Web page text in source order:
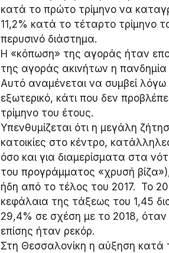
κατά το πρώτο τρίμηνο να
11,2% κατά το τέταρτο τρίμηνο
περυσινό διάστημα.
Η «κόπωση» της αγοράς ήταν
της αγοράς ακινήτων η πανδημία
Αυτό αναμένεται να συμβεί
εξωτερικό, κάτι που δεν
τρίμηνο του έτους.
Υπενθυμίζεται ότι η μεγάλη
κατοικίες στο κέντρο,
όσο και για διαμερίσματα στα
του προγράμματος «χρυσή
ήδη από το τέλος του 2017.  Το
κεφάλαια της τάξεως του 1,45
29,4% σε σχέση με το 2018, όταν
επίσης ήταν ρεκόρ.
Στη Θεσσαλονίκη η αύξηση κατά